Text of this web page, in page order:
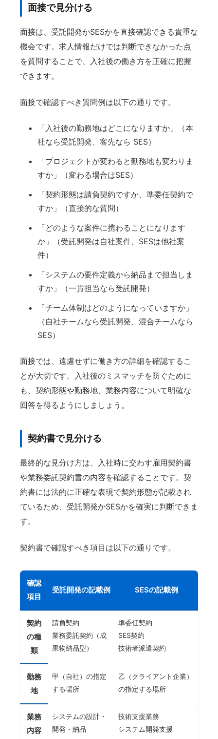
面接で見分ける
面接は、受託開発かSESかを直接確認できる貴重な
機会です。求人情報だけでは判断できなかった点
を質問することで、入社後の働き方を正確に把握
できます。
面接で確認すべき質問例は以下の通りです。
「入社後の勤務地はどこになりますか」（本
社なら受託開発、客先なら SES）
「プロジェクトが変わると勤務地も変わりま
すか」（変わる場合はSES）
「契約形態は請負契約ですか、準委任契約で
すか」（直接的な質問）
「どのような案件に携わることになります
か」（受託開発は自社案件、SESは他社案
件）
「システムの要件定義から納品まで担当しま
すか」（一貫担当なら受託開発）
「チーム体制はどのようになっていますか」
（自社チームなら受託開発、混合チームなら
SES）
面接では、遠慮せずに働き方の詳細を確認するこ
とが大切です。入社後のミスマッチを防ぐために
も、契約形態や勤務地、業務内容について明確な
回答を得るようにしましょう。
契約書で見分ける
最終的な見分け方は、入社時に交わす雇用契約書
や業務委託契約書の内容を確認することです。契
約書には法的に正確な表現で契約形態が記載され
ているため、受託開発かSESかを確実に判断できま
す。
契約書で確認すべき項目は以下の通りです。
確認
項目
受託開発の記載例 SESの記載例
契約
の種
類
請負契約
業務委託契約（成
果物納品型）
準委任契約
SES契約
技術者派遣契約
勤務
地
甲（自社）の指定
する場所
乙（クライアント企業）
の指定する場所
業務
内容
システムの設計・
開発・納品
技術支援業務
システム開発支援